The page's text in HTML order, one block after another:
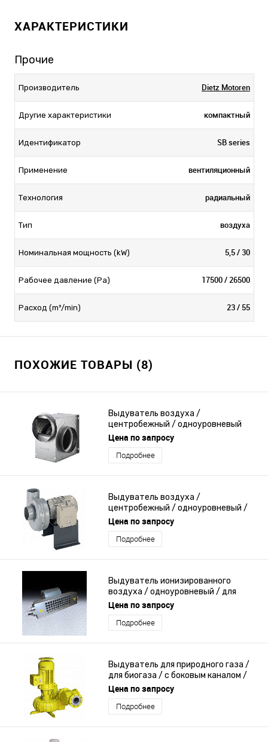
ХАРАКТЕРИСТИКИ
Прочие
Производитель Dietz Motoren
Другие характеристики компактный
Идентификатор SB series
Применение вентиляционный
Технология радиальный
Тип воздуха
Номинальная мощность (kW) 5,5 / 30
Рабочее давление (Pa) 17500 / 26500
Расход (m³/min) 23 / 55
ПОХОЖИЕ ТОВАРЫ (8)
Выдуватель воздуха /
центробежный / одноуровневый
Цена по запросу
Подробнее
Выдуватель воздуха /
центробежный / одноуровневый /
взрывозащищенный
Цена по запросу
Подробнее
Выдуватель ионизированного
воздуха / одноуровневый / для
устранения статической нагрузки
Цена по запросу
Подробнее
Выдуватель для природного газа /
для биогаза / с боковым каналом /
одноуровневый
Цена по запросу
Подробнее